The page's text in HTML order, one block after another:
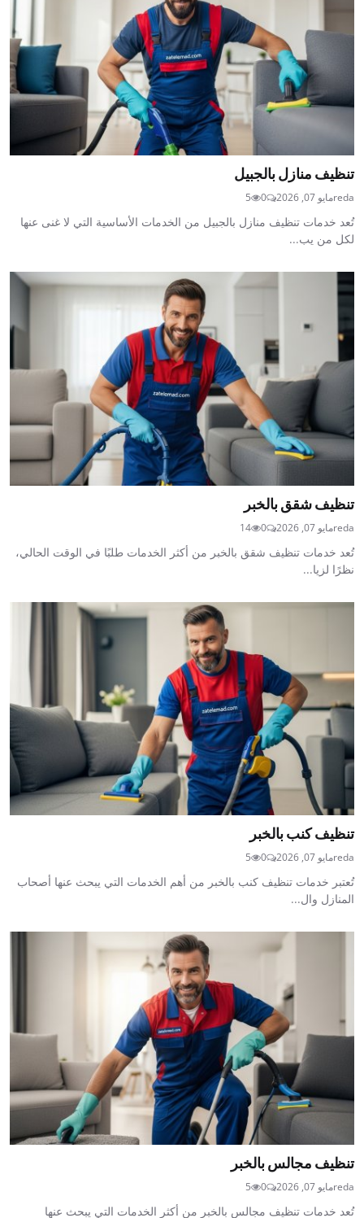
تنظيف منازل بالجبيل
redaمايو 07, 2026 0
5
تُعد خدمات تنظيف منازل بالجبيل من الخدمات الأساسية التي لا غنى عنها
لكل من يب...
تنظيف شقق بالخبر
redaمايو 07, 2026 0
14
تُعد خدمات تنظيف شقق بالخبر من أكثر الخدمات طلبًا في الوقت الحالي،
نظرًا لزيا...
تنظيف كنب بالخبر
redaمايو 07, 2026 0
5
تُعتبر خدمات تنظيف كنب بالخبر من أهم الخدمات التي يبحث عنها أصحاب
المنازل وال...
تنظيف مجالس بالخبر
redaمايو 07, 2026 0
5
تُعد خدمات تنظيف مجالس بالخبر من أكثر الخدمات التي يبحث عنها